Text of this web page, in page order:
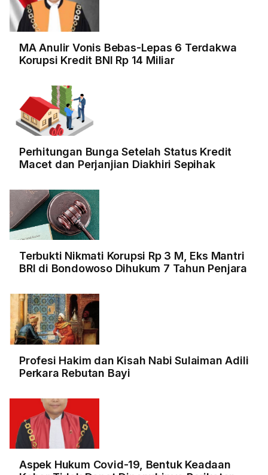
MA Anulir Vonis Bebas-Lepas 6 Terdakwa
Korupsi Kredit BNI Rp 14 Miliar
Perhitungan Bunga Setelah Status Kredit
Macet dan Perjanjian Diakhiri Sepihak
Terbukti Nikmati Korupsi Rp 3 M, Eks Mantri
BRI di Bondowoso Dihukum 7 Tahun Penjara
Profesi Hakim dan Kisah Nabi Sulaiman Adili
Perkara Rebutan Bayi
Aspek Hukum Covid-19, Bentuk Keadaan